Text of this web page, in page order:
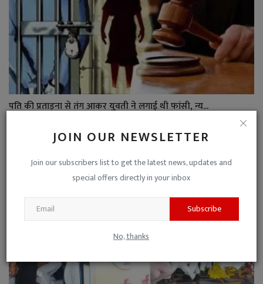
JOIN OUR NEWSLETTER
Join our subscribers list to get the latest news, updates and
special offers directly in your inbox
Subscribe
No, thanks
पति की प्रताड़ना से तंग आकर युवती ने लगाई थी फांसी, न्य...